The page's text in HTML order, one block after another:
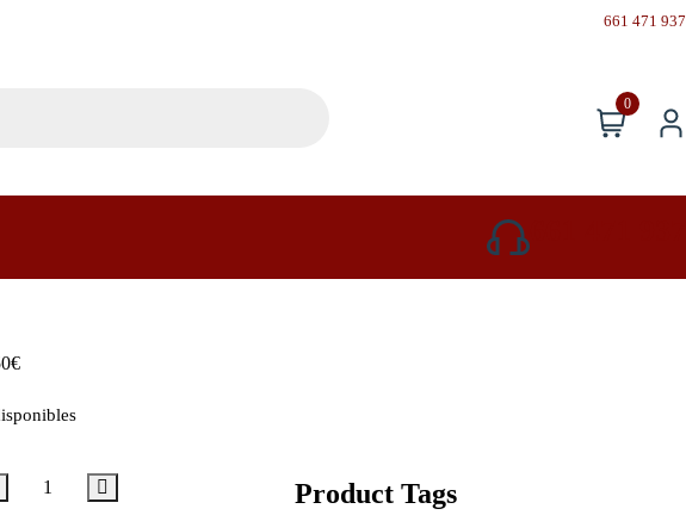
661 471 937
0
€
Product Tags